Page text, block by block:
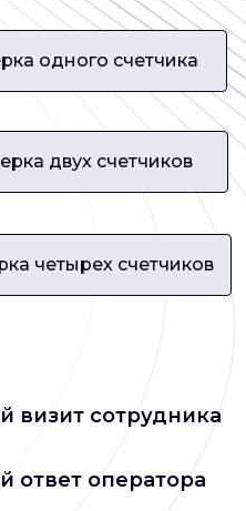
одного счетчика
двух счетчиков
четырех счетчиков
визит сотрудника
ответ оператора